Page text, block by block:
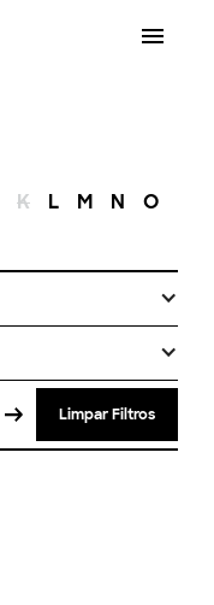
K L M N O
Limpar Filtros